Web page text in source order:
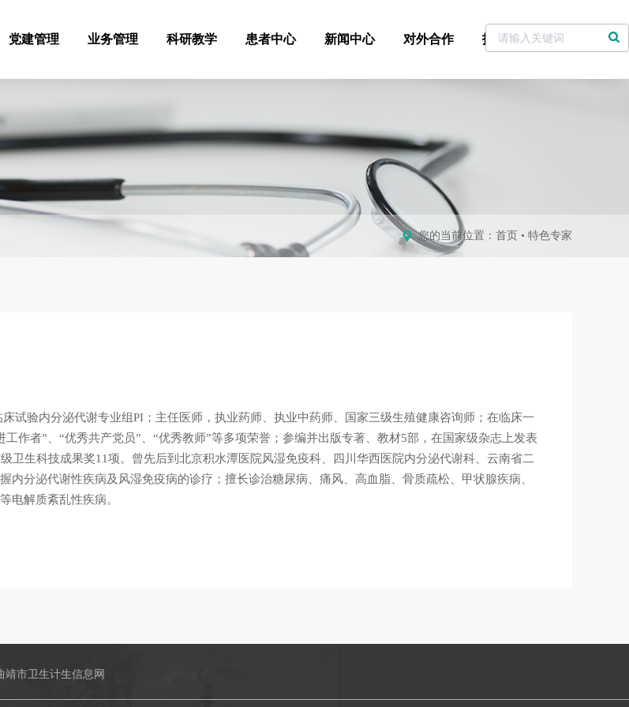
党建管理 业务管理 科研教学 患者中心 新闻中心 对外合作 招标采购 党委书记信箱
您的当前位置： 首页 • 特色专家
试验内分泌代谢专业组PI；主任医师，执业药师、执业中药师、国家三级生殖健康咨询师；在临床一
工作者”、“优秀共产党员”、“优秀教师”等多项荣誉；参编并出版专著、教材5部，在国家级杂志上发表
卫生科技成果奖11项。曾先后到北京积水潭医院风湿免疫科、四川华西医院内分泌代谢科、云南省二
内分泌代谢性疾病及风湿免疫病的诊疗；擅长诊治糖尿病、痛风、高血脂、骨质疏松、甲状腺疾病、
电解质紊乱性疾病。
靖市卫生计生信息网